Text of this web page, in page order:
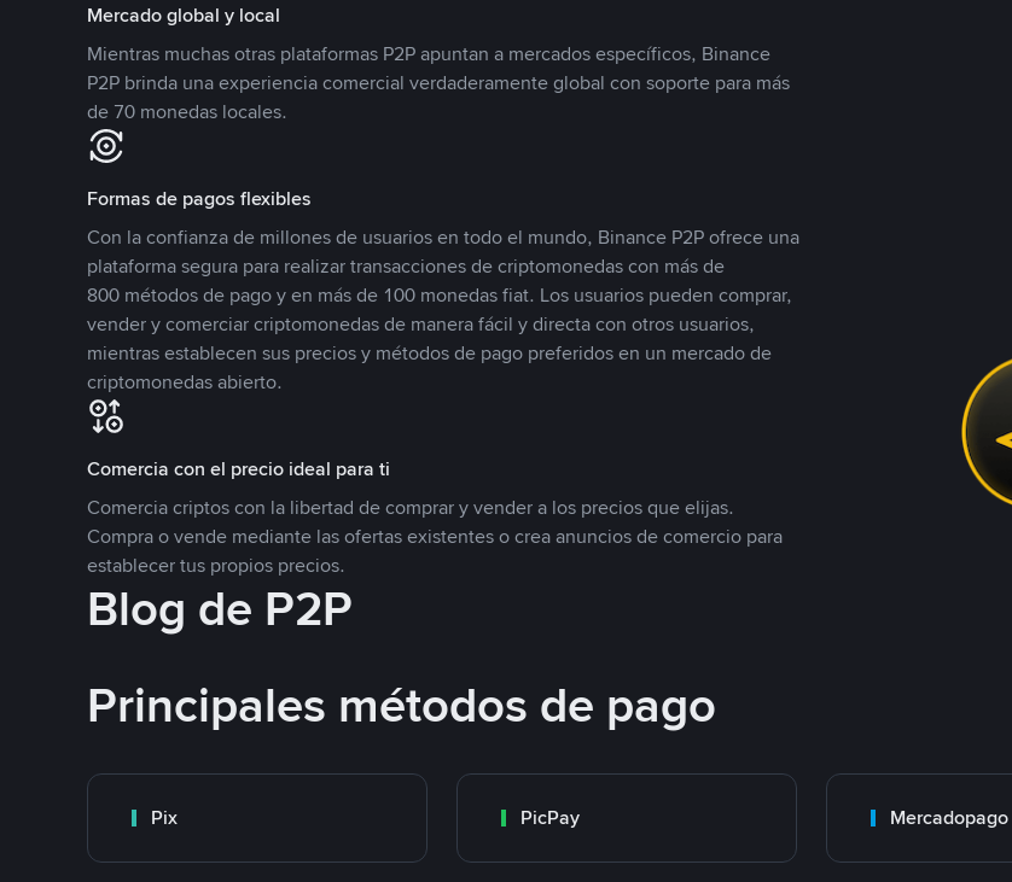
Mercado global y local
Mientras muchas otras plataformas P2P apuntan a mercados específicos, Binance
P2P brinda una experiencia comercial verdaderamente global con soporte para más
de 70 monedas locales.
Formas de pagos flexibles
Con la confianza de millones de usuarios en todo el mundo, Binance P2P ofrece una
plataforma segura para realizar transacciones de criptomonedas con más de
800 métodos de pago y en más de 100 monedas fiat. Los usuarios pueden comprar,
vender y comerciar criptomonedas de manera fácil y directa con otros usuarios,
mientras establecen sus precios y métodos de pago preferidos en un mercado de
criptomonedas abierto.
Comercia con el precio ideal para ti
Comercia criptos con la libertad de comprar y vender a los precios que elijas.
Compra o vende mediante las ofertas existentes o crea anuncios de comercio para
establecer tus propios precios.
Blog de P2P
Principales métodos de pago
Pix PicPay Mercadopago